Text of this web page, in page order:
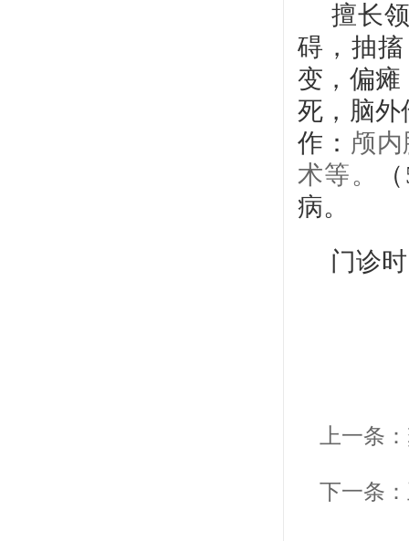
擅长
碍，抽
变，偏瘫
死，脑外
作： 颅
术等。
病。
门诊
上一条：
下一条：